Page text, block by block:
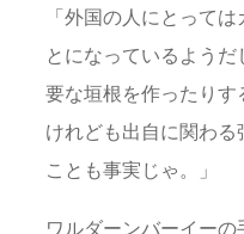
「外国の人にとって
とになっているよう
要な垣根を作ったりす
けれども出自に関わ
ことも事実じゃ。」
ワルダーンバーイー